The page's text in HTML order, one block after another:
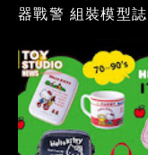
器戰警 組裝模型誌